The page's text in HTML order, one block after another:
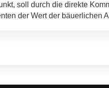
soll durch die direkte
der Wert der bäuerlichen